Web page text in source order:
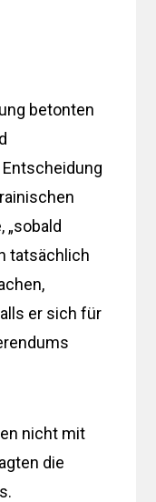
betonten
„sobald
tatsächlich
er sich für
nicht mit
die